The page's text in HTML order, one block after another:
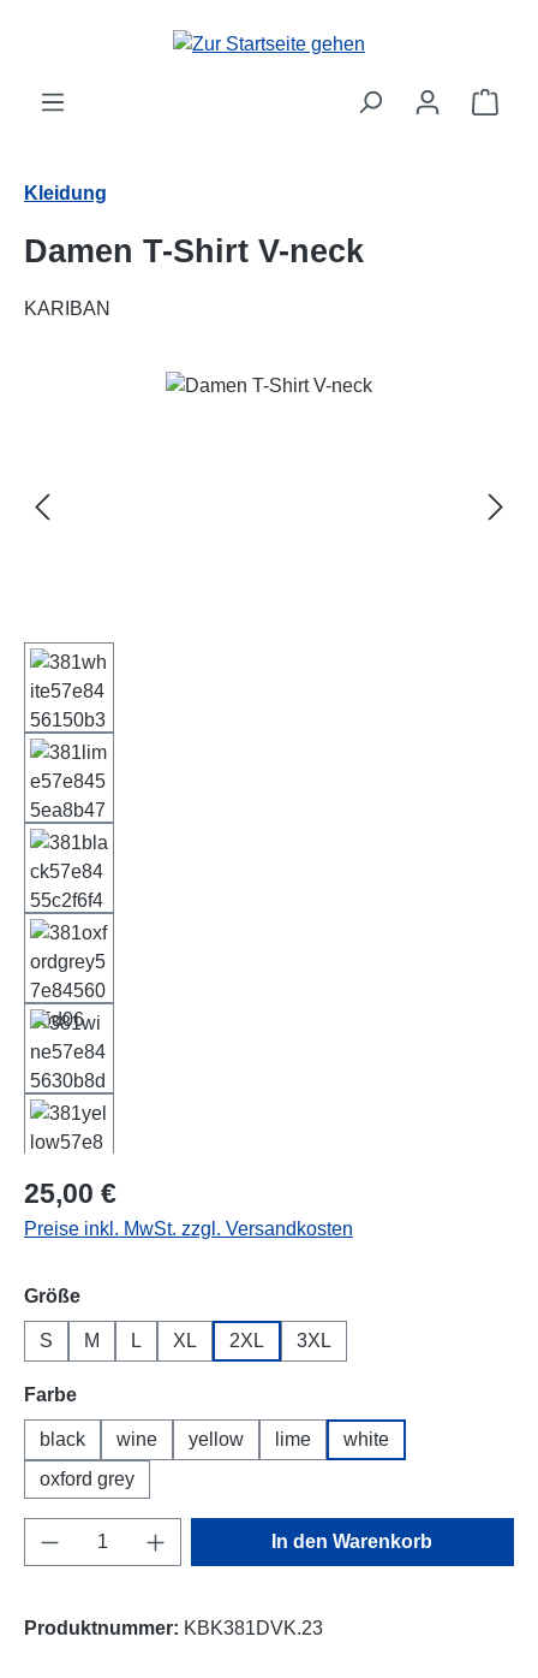
Zum Hauptinhalt springen
Kleidung
Damen T-Shirt V-neck
KARIBAN
Bildergalerie überspringen
Regulärer Preis:
25,00 €
Preise inkl. MwSt. zzgl. Versandkosten
Größeauswählen
S M L XL 2XL 3XL
Farbeauswählen
black wine yellow lime
white
oxford grey
Produkt Anzahl: Gib den gewünschten
In den Warenkorb
Produktnummer: KBK381DVK.23